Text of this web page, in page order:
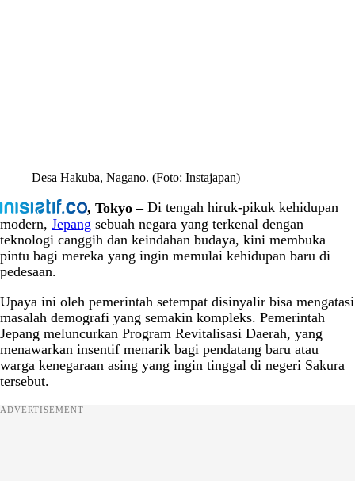
Desa Hakuba, Nagano. (Foto: Instajapan)
, Tokyo –Di tengah hiruk-pikuk kehidupan
modern, Jepang sebuah negara yang terkenal dengan
teknologi canggih dan keindahan budaya, kini membuka
pintu bagi mereka yang ingin memulai kehidupan baru di
pedesaan.
Upaya ini oleh pemerintah setempat disinyalir bisa mengatasi
masalah demografi yang semakin kompleks. Pemerintah
Jepang meluncurkan Program Revitalisasi Daerah, yang
menawarkan insentif menarik bagi pendatang baru atau
warga kenegaraan asing yang ingin tinggal di negeri Sakura
tersebut.
ADVERTISEMENT